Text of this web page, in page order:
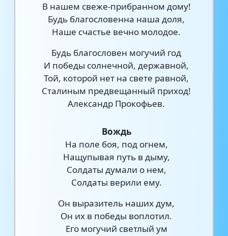
В нашем свеже-прибранном дому!
Будь благословенна наша доля,
Наше счастье вечно молодое.
Будь благословен могучий год
И победы солнечной, державной,
Той, которой нет на свете равной,
Сталиным предвещанный приход!
Александр Прокофьев.
Вождь
На поле боя, под огнем,
Нащупывая путь в дыму,
Солдаты думали о нем,
Солдаты верили ему.
Он выразитель наших дум,
Он их в победы воплотил.
Его могучий светлый ум